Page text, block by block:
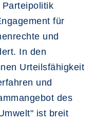
für
und
In den
Urteilsfähigkeit
und
des
ist breit